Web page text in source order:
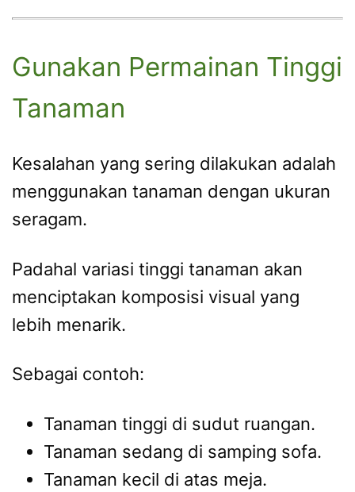
Gunakan Permainan Tinggi
Tanaman
Kesalahan yang sering dilakukan adalah
menggunakan tanaman dengan ukuran
seragam.
Padahal variasi tinggi tanaman akan
menciptakan komposisi visual yang
lebih menarik.
Sebagai contoh:
Tanaman tinggi di sudut ruangan.
Tanaman sedang di samping sofa.
Tanaman kecil di atas meja.